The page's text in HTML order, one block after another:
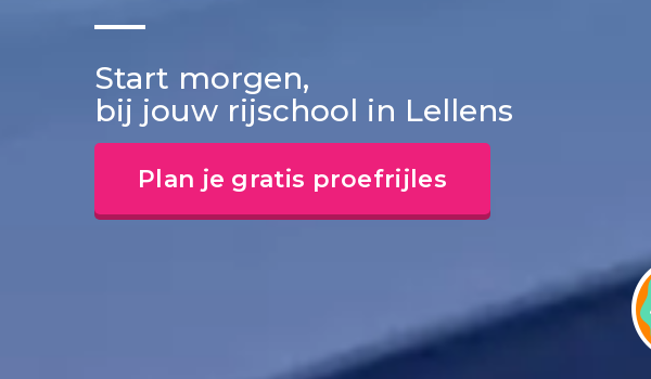
Start morgen,
bij jouw rijschool in Lellens
Plan je gratis proefrijles